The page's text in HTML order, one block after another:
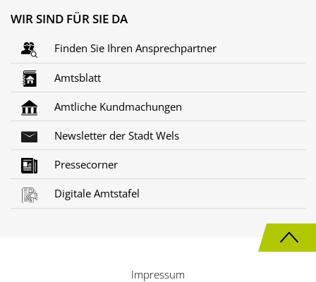
WIR SIND FÜR SIE DA
Finden Sie Ihren Ansprechpartner
Amtsblatt
Amtliche Kundmachungen
Newsletter der Stadt Wels
Pressecorner
Digitale Amtstafel
Impressum